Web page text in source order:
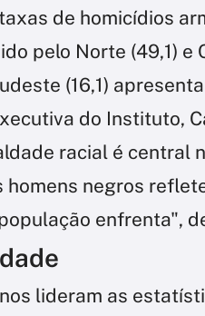
de homicídios
pelo Norte (49,1) e
(16,1)
do Instituto​,
racial é central
homens negros
enfrenta",
lideram as